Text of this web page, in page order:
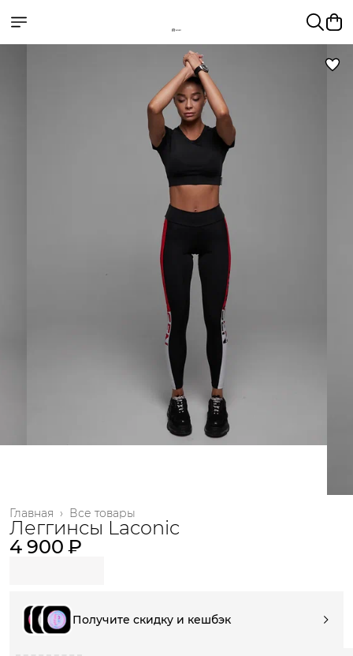
Все товары
Главная ›
Леггинсы Laconic
4 900 ₽
Получите скидку и кешбэк